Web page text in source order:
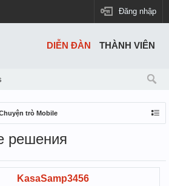
Đăng nhập
trò Mobile
решения
KasaSamp3456
DIỄN ĐÀN THÀNH VIÊN